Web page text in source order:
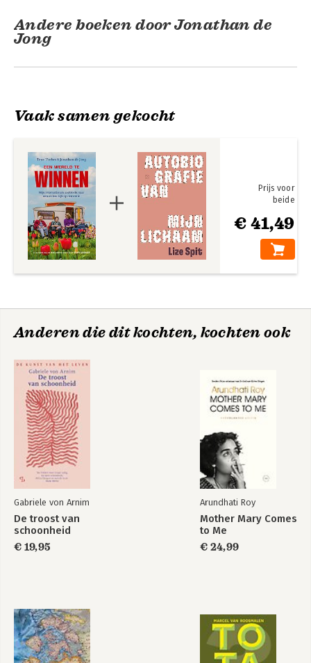
Een Wereld te
Andere boeken door Jonathan de
Jong
Een Wereld te
winnen
Vaak samen gekocht
€ 41,49
Prijs voor
beide
Anderen die dit kochten, kochten ook
Gabriele von Arnim
De troost van
schoonheid
€ 19,95
Arundhati Roy
Mother Mary Comes
to Me
€ 24,99